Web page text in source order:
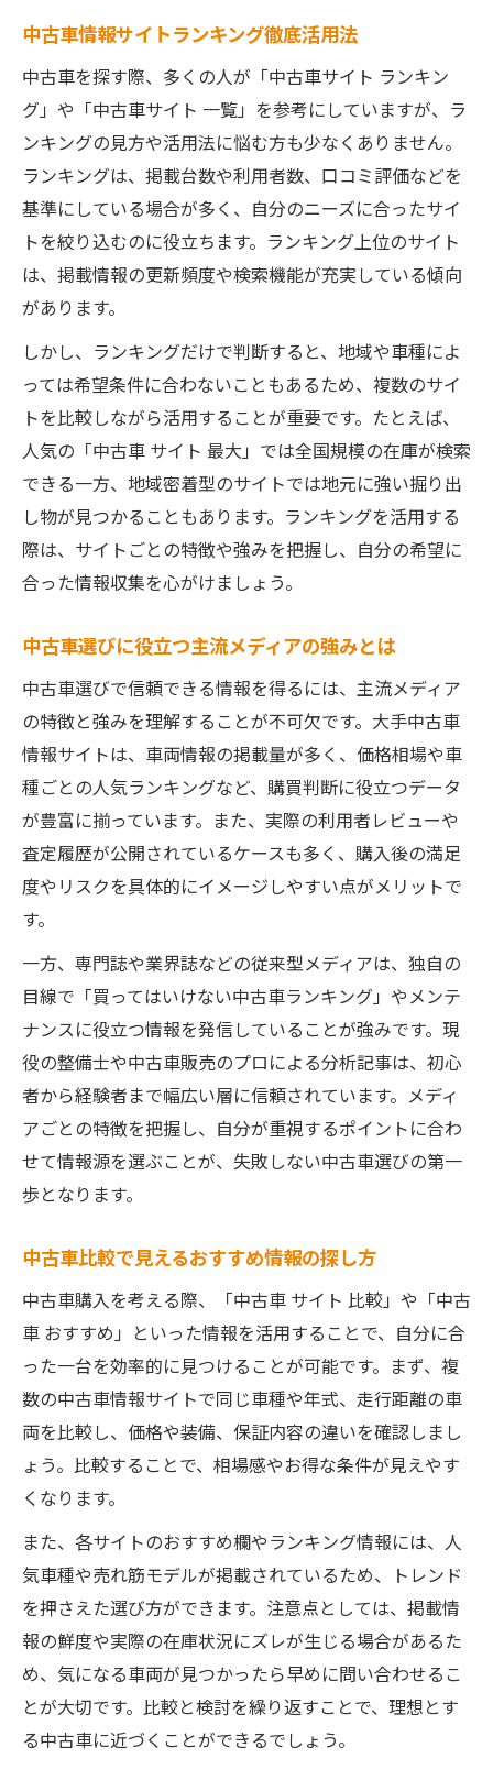
中古車おすすめサイトの信頼性の違いとは
中古車ランキング情報の活用ポイント解説
中古車サイト比較から見える注意点まとめ
人気中古車メディアを比較する理由に迫る
中古車主流メディア比較が重要な理由解説
中古車サイトランキング選び方の裏側とは
中古車おすすめ情報源の比較基準を紹介
中古車メディア一覧で見える違いと特徴
情報過多時代を乗りこなす中古車選びの極意
中古車情報過多時代の正しい選択術とは
中古車主流メディアの情報整理法を解説
中古車比較で迷わない情報収集のコツ
中古車サイト最大活用で得する知識集
中古車おすすめ情報の選び方と注意点
おすすめ中古車情報源の見分け方を伝授
中古車主流メディアの特徴と違いを解説
中古車情報の質を見抜くポイントとは
中古車比較で役立つ裏技と注意点紹介
安心につながる中古車メディアの選び方
中古車主流メディアで安心を得る選定法
中古車サイトランキング活用の具体例
中古車おすすめ情報の活用術を解説
中古車情報源の安全な見抜き方まとめ
中古車情報サイトランキング徹底活用法
中古車を探す際、多くの人が「中古車サイト ランキン
グ」や「中古車サイト 一覧」を参考にしていますが、ラ
ンキングの見方や活用法に悩む方も少なくありません。
ランキングは、掲載台数や利用者数、口コミ評価などを
基準にしている場合が多く、自分のニーズに合ったサイ
トを絞り込むのに役立ちます。ランキング上位のサイト
は、掲載情報の更新頻度や検索機能が充実している傾向
があります。
しかし、ランキングだけで判断すると、地域や車種によ
っては希望条件に合わないこともあるため、複数のサイ
トを比較しながら活用することが重要です。たとえば、
人気の「中古車 サイト 最大」では全国規模の在庫が検索
できる一方、地域密着型のサイトでは地元に強い掘り出
し物が見つかることもあります。ランキングを活用する
際は、サイトごとの特徴や強みを把握し、自分の希望に
合った情報収集を心がけましょう。
中古車選びに役立つ主流メディアの強みとは
中古車選びで信頼できる情報を得るには、主流メディア
の特徴と強みを理解することが不可欠です。大手中古車
情報サイトは、車両情報の掲載量が多く、価格相場や車
種ごとの人気ランキングなど、購買判断に役立つデータ
が豊富に揃っています。また、実際の利用者レビューや
査定履歴が公開されているケースも多く、購入後の満足
度やリスクを具体的にイメージしやすい点がメリットで
す。
一方、専門誌や業界誌などの従来型メディアは、独自の
目線で「買ってはいけない中古車ランキング」やメンテ
ナンスに役立つ情報を発信していることが強みです。現
役の整備士や中古車販売のプロによる分析記事は、初心
者から経験者まで幅広い層に信頼されています。メディ
アごとの特徴を把握し、自分が重視するポイントに合わ
せて情報源を選ぶことが、失敗しない中古車選びの第一
歩となります。
中古車比較で見えるおすすめ情報の探し方
中古車購入を考える際、「中古車 サイト 比較」や「中古
車 おすすめ」といった情報を活用することで、自分に合
った一台を効率的に見つけることが可能です。まず、複
数の中古車情報サイトで同じ車種や年式、走行距離の車
両を比較し、価格や装備、保証内容の違いを確認しまし
ょう。比較することで、相場感やお得な条件が見えやす
くなります。
また、各サイトのおすすめ欄やランキング情報には、人
気車種や売れ筋モデルが掲載されているため、トレンド
を押さえた選び方ができます。注意点としては、掲載情
報の鮮度や実際の在庫状況にズレが生じる場合があるた
め、気になる車両が見つかったら早めに問い合わせるこ
とが大切です。比較と検討を繰り返すことで、理想とす
る中古車に近づくことができるでしょう。